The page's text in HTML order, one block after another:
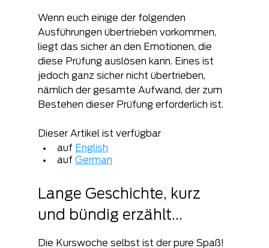
Wenn euch einige der folgenden
Ausführungen übertrieben vorkommen,
liegt das sicher an den Emotionen, die
diese Prüfung auslösen kann. Eines ist
jedoch ganz sicher nicht übertrieben,
nämlich der gesamte Aufwand, der zum
Bestehen dieser Prüfung erforderlich ist.
Dieser Artikel ist verfügbar
auf English
auf German
Lange Geschichte, kurz
und bündig erzählt...
Die Kurswoche selbst ist der pure Spaß!